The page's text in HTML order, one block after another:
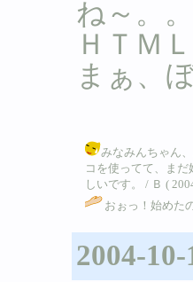
ね～。。
ＨＴＭ
まぁ、
みなみんちゃん
コを使ってて、ま
しいです。 / Ｂ (
おぉっ！始めた
2004-